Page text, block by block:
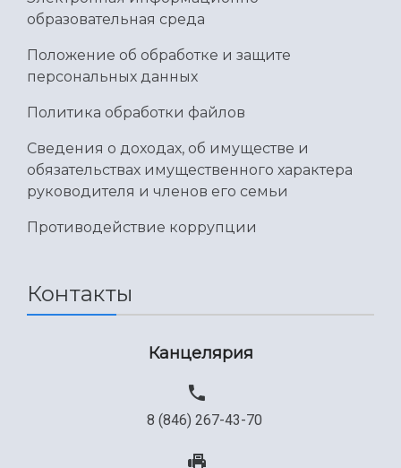
Международный межвузовский кампус
Сведения об образовательной организации
образовательная среда
Положение об обработке и защите
персональных данных
Политика обработки файлов
Сведения о доходах, об имуществе и
обязательствах имущественного характера
руководителя и членов его семьи
Противодействие коррупции
Контакты
Канцелярия
8 (846) 267-43-70